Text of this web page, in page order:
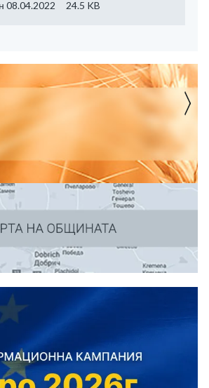
08.04.2022 24.5 KB